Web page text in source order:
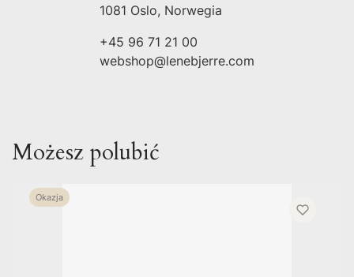
1081 Oslo, Norwegia
+45 96 71 21 00
webshop@lenebjerre.com
Możesz polubić
Okazja